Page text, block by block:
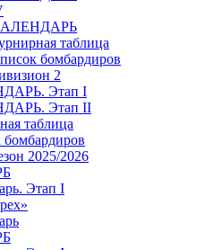
таблица
бомбардиров
2
Этап I
Этап II
таблица
2025/2026
Этап I